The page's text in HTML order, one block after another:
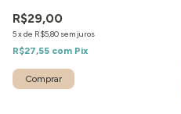
R$29,00
5xde R$5,80 sem juros
R$27,55 com Pix